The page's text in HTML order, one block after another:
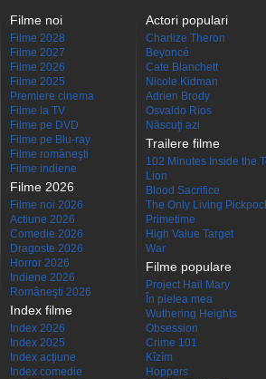
Filme noi
Filme 2028
Filme 2027
Filme 2026
Filme 2025
Premiere cinema
Filme la TV
Filme pe DVD
Filme pe Blu-ray
Filme româneşti
Filme indiene
Filme 2026
Filme noi 2026
Actiune 2026
Comedie 2026
Dragoste 2026
Horror 2026
Indiene 2026
Româneşti 2026
Index filme
Index 2026
Index 2025
Index acţiune
Index comedie
Actori populari
Charlize Theron
Beyoncé
Cate Blanchett
Nicole Kidman
Adrien Brody
Osvaldo Ríos
Născuţi azi
Trailere filme
102 Minutes Inside the
Lion
Blood Sacrifice
The Only Living
Primetime
High Value Target
War
Filme populare
Project Hail Mary
În pielea mea
Wuthering Heights
Obsession
Crime 101
Kîzîm
Hoppers